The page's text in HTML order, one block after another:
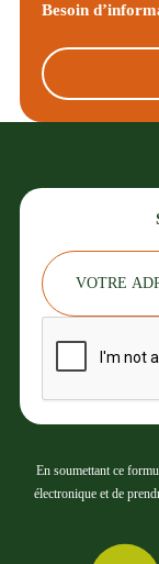
Besoin
En soumettant ce
électronique et de